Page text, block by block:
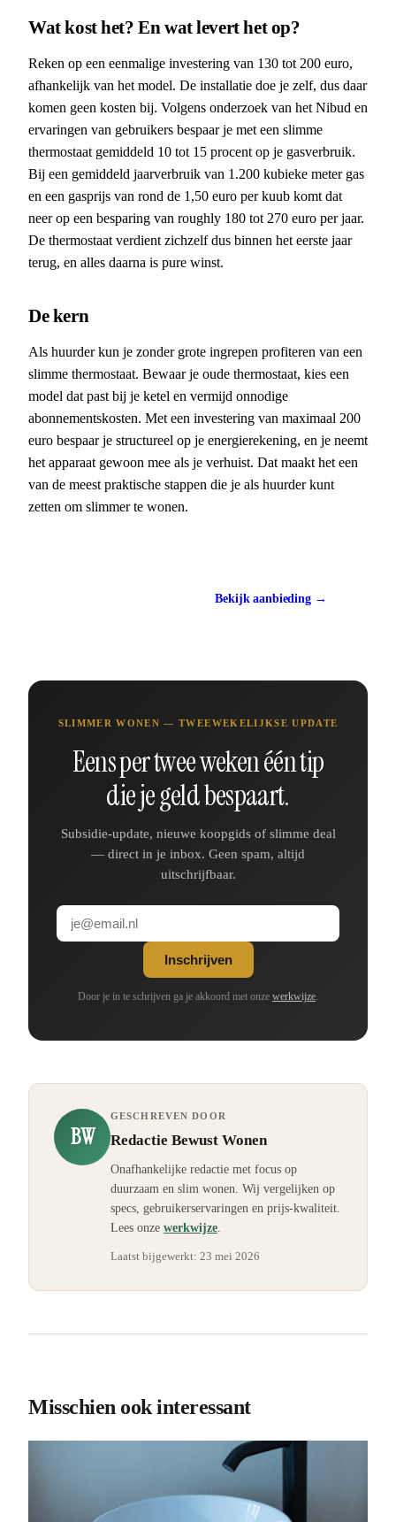
Wat kost het? En wat levert het op?
Reken op een eenmalige investering van 130 tot 200 euro,
afhankelijk van het model. De installatie doe je zelf, dus daar
komen geen kosten bij. Volgens onderzoek van het Nibud en
ervaringen van gebruikers bespaar je met een slimme
thermostaat gemiddeld 10 tot 15 procent op je gasverbruik.
Bij een gemiddeld jaarverbruik van 1.200 kubieke meter gas
en een gasprijs van rond de 1,50 euro per kuub komt dat
neer op een besparing van roughly 180 tot 270 euro per jaar.
De thermostaat verdient zichzelf dus binnen het eerste jaar
terug, en alles daarna is pure winst.
De kern
Als huurder kun je zonder grote ingrepen profiteren van een
slimme thermostaat. Bewaar je oude thermostaat, kies een
model dat past bij je ketel en vermijd onnodige
abonnementskosten. Met een investering van maximaal 200
euro bespaar je structureel op je energierekening, en je neemt
het apparaat gewoon mee als je verhuist. Dat maakt het een
van de meest praktische stappen die je als huurder kunt
zetten om slimmer te wonen.
Bekijk aanbieding →
SLIMMER WONEN — TWEEWEKELIJKSE UPDATE
Eens per twee weken één tip
die je geld bespaart.
Subsidie-update, nieuwe koopgids of slimme deal
— direct in je inbox. Geen spam, altijd
uitschrijfbaar.
Inschrijven
Door je in te schrijven ga je akkoord met onze werkwijze.
BW
GESCHREVEN DOOR
Redactie Bewust Wonen
Onafhankelijke redactie met focus op
duurzaam en slim wonen. Wij vergelijken op
specs, gebruikerservaringen en prijs-kwaliteit.
Lees onze werkwijze.
Laatst bijgewerkt: 23 mei 2026
Misschien ook interessant